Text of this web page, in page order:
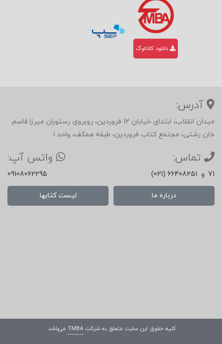
دانلود کاتالوگ
آدرس:
میدان انقلاب، ابتدای خیابان 12 فروردین، روبروی رستوران میرزا قاسم
خان رشتی، مجتمع کتاب فروردین، طبقه همکف، واحد 1
تماس:
(021) 66408251 و 71
واتس آپ:
09108062295
درباره ما لیست کتابها
کلیه حقوق این سایت متعلق به شرکتTMBA می‌باشد.